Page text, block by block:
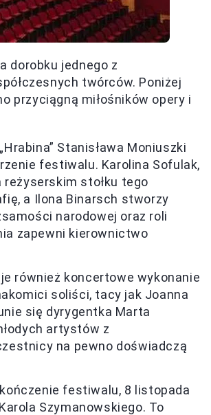
dorobku jednego z
twórców. Poniżej
przyciągną miłośników opery i
Stanisława Moniuszki
festiwalu. Karolina Sofulak,
reżyserskim stołku tego
a Ilona Binarsch stworzy
narodowej oraz roli
zapewni kierownictwo
również koncertowe wykonanie
soliści, tacy jak Joanna
się dyrygentka Marta
artystów z
na pewno doświadczą
festiwalu, 8 listopada
Szymanowskiego. To